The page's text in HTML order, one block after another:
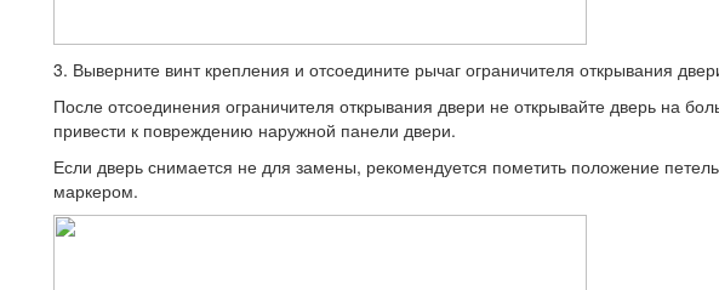
3. Выверните винт крепления и отсоеди­ните рычаг ограничителя открывания
После отсоединения ограничителя открыва­ния двери не открывайте дверь на
привести к повреждению на­ружной панели двери.
Если дверь снимается не для замены, реко­мендуется пометить положение
маркером.